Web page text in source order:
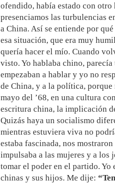
ofendido, había estado con
presenciamos las turbulencias
a China. Así se entiende por
esa situación, que era muy
quería hacer el mío. Cuando
visto. Yo hablaba chino,
empezaban a hablar y yo no
de China, y a la política, porque
mayo del ’68, en una cultura
escritura china, la implicación
Quizás haya un socialismo
mientras estuviera viva no
estaba fascinada, nos
impulsaba a las mujeres y a los
tomar el poder en el partido. Yo
chinas y sus hijos. Me dije: